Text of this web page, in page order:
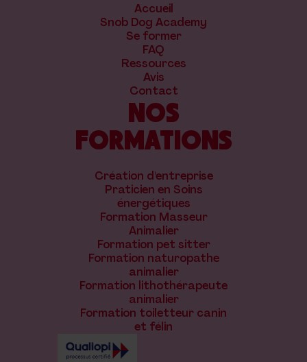
Accueil
Snob Dog Academy
Se former
FAQ
Ressources
Avis
Contact
NOS
FORMATIONS
Création d'entreprise
Praticien en Soins
énergétiques
Formation Masseur
Animalier
Formation pet sitter
Formation naturopathe
animalier
Formation lithothérapeute
animalier
Formation toiletteur canin
et félin